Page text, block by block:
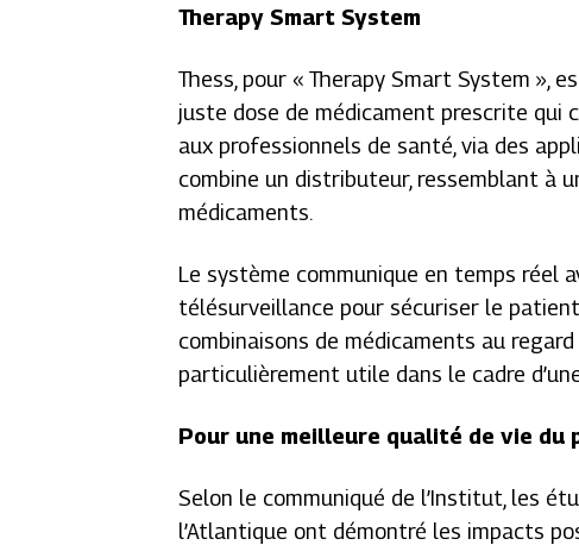
Therapy Smart System
Thess, pour « Therapy Smart System » ,
juste dose de médicament prescrite
aux professionnels de santé, via des
combine un distributeur, ressemblant à
médicaments.
Le système communique en temps réel
télésurveillance pour sécuriser le
combinaisons de médicaments au
particulièrement utile dans le cadre
Pour une meilleure qualité de vie du
Selon le communiqué de l’Institut, les
l’Atlantique ont démontré les impacts